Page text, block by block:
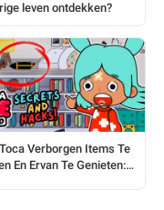
leven ontdekken?
Verborgen Items Te
En Ervan Te Genieten: